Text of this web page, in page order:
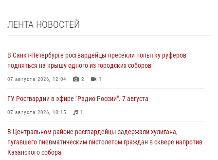
ЛЕНТА НОВОСТЕЙ
В Санкт-Петербурге росгвардейцы пресекли попытку руферов
подняться на крышу одного из городских соборов
07 августа 2026, 12:04 2 1
ГУ Росгвардии в эфире "Радио России". 7 августа
07 августа 2026, 10:15 1
В Центральном районе росгвардейцы задержали хулигана,
пугавшего пневматическим пистолетом граждан в сквере напротив
Казанского собора